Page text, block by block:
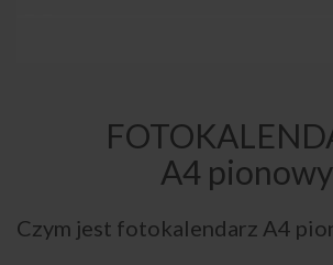
A4 pionowy
Czym jest fotokalendarz A4